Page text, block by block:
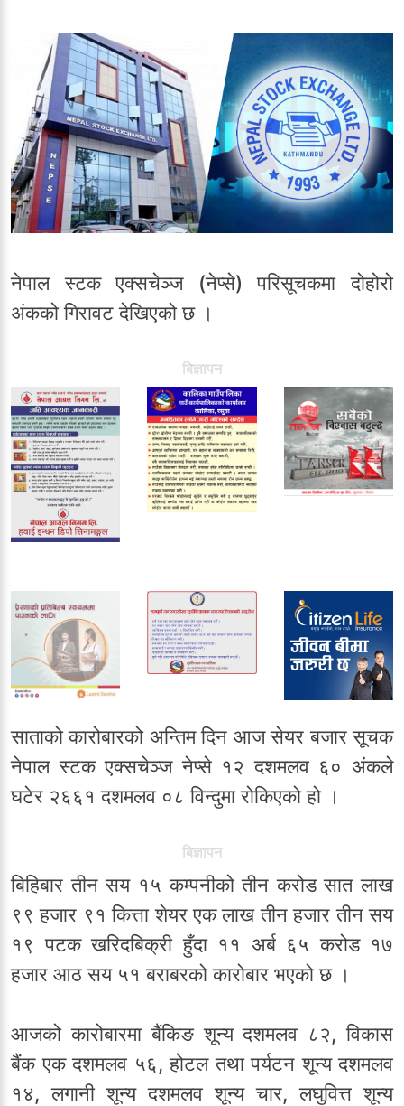
नेपाल स्टक एक्सचेञ्ज (नेप्से) परिसूचकमा दोहोरो
अंकको गिरावट देखिएको छ ।
बिज्ञापन
साताको कारोबारको अन्तिम दिन आज सेयर बजार सूचक
नेपाल स्टक एक्सचेञ्ज नेप्से १२ दशमलव ६० अंकले
घटेर २६६१ दशमलव ०८ विन्दुमा रोकिएको हो ।
बिज्ञापन
बिहिबार तीन सय १५ कम्पनीको तीन करोड सात लाख
९९ हजार ९१ कित्ता शेयर एक लाख तीन हजार तीन सय
१९ पटक खरिदबिक्री हुँदा ११ अर्ब ६५ करोड १७
हजार आठ सय ५१ बराबरको कारोबार भएको छ ।
आजको कारोबारमा बैंकिङ शून्य दशमलव ८२, विकास
बैंक एक दशमलव ५६, होटल तथा पर्यटन शून्य दशमलव
१४, लगानी शून्य दशमलव शून्य चार, लघुवित्त शून्य